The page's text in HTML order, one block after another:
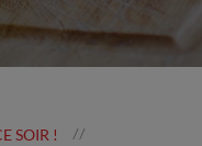
SOIR ! //